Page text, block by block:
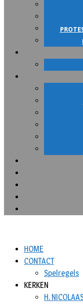
HOME
CONTACT
Spelregels
KERKEN
H.